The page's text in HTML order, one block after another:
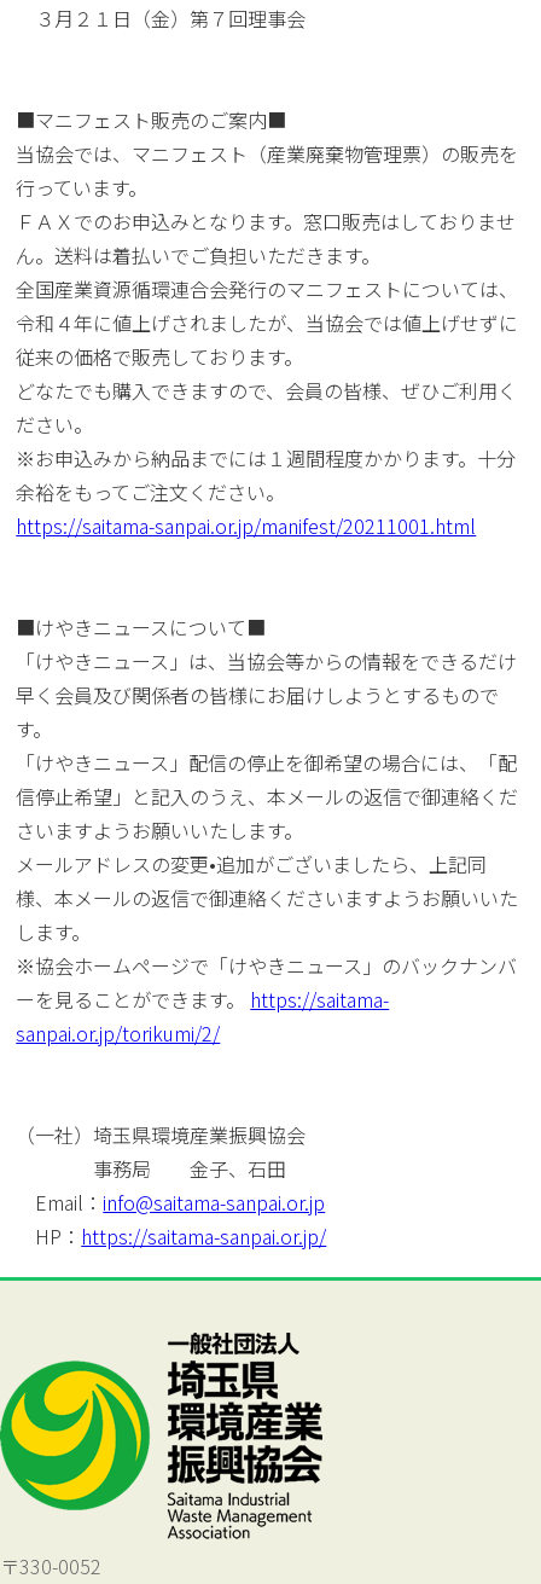
３月２１日（金）第７回理事会
■マニフェスト販売のご案内■
当協会では、マニフェスト（産業廃棄物管理票）の販売を
行っています。
ＦＡＸでのお申込みとなります。窓口販売はしておりませ
ん。送料は着払いでご負担いただきます。
全国産業資源循環連合会発行のマニフェストについては、
令和４年に値上げされましたが、当協会では値上げせずに
従来の価格で販売しております。
どなたでも購入できますので、会員の皆様、ぜひご利用く
ださい。
※お申込みから納品までには１週間程度かかります。十分
余裕をもってご注文ください。
https://saitama-sanpai.or.jp/manifest/20211001.html
■けやきニュースについて■
「けやきニュース」は、当協会等からの情報をできるだけ
早く会員及び関係者の皆様にお届けしようとするもので
す。
「けやきニュース」配信の停止を御希望の場合には、「配
信停止希望」と記入のうえ、本メールの返信で御連絡くだ
さいますようお願いいたします。
メールアドレスの変更•追加がございましたら、上記同
様、本メールの返信で御連絡くださいますようお願いいた
します。
※協会ホームページで「けやきニュース」のバックナンバ
ーを見ることができます。 https://saitama-
sanpai.or.jp/torikumi/2/
（一社）埼玉県環境産業振興協会
事務局 金子、石田
Email： info@saitama-sanpai.or.jp
HP： https://saitama-sanpai.or.jp/
〒330-0052